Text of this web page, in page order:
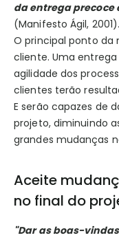
da entrega precoce
(Manifesto Ágil, 2001).
O principal ponto da
cliente. Uma
agilidade dos
clientes terão
E serão capazes de
projeto, diminuindo
grandes mudanças
Aceite
no final do
"Dar as boas-